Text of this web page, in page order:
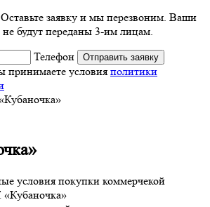
заявку и мы перезвоним. Ваши
будут переданы 3-им лицам.
Телефон
принимаете условия политики
условия покупки коммерчекой